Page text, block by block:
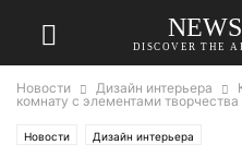
DISCOVER THE
Новости Дизайн интерьера
комнату с элементами
Новости Дизайн интерьера